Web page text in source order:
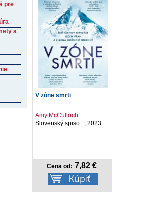
V zóne smrti
Amy McCulloch
Slovenský spiso..., 2023
Cena od: 7,82 €
pre
a